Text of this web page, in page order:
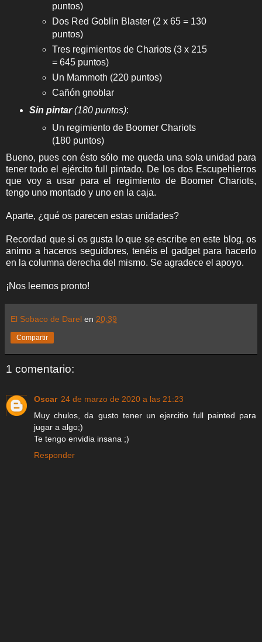
puntos)
Dos Red Goblin Blaster (2 x 65 = 130
puntos)
Tres regimientos de Chariots (3 x 215
= 645 puntos)
Un Mammoth (220 puntos)
Cañón gnoblar
Sin pintar(180 puntos):
Un regimiento de Boomer Chariots
(180 puntos)
Bueno, pues con ésto sólo me queda una sola unidad para
tener todo el ejército full pintado. De los dos Escupehierros
que voy a usar para el regimiento de Boomer Chariots,
tengo uno montado y uno en la caja.
Aparte, ¿qué os parecen estas unidades?
Recordad que si os gusta lo que se escribe en este blog, os
animo a haceros seguidores, tenéis el gadget para hacerlo
en la columna derecha del mismo. Se agradece el apoyo.
¡Nos leemos pronto!
El Sobaco de Darel en 20:39
Compartir
1 comentario:
Oscar 24 de marzo de 2020 a las 21:23
Muy chulos, da gusto tener un ejercitio full painted para
jugar a algo;)
Te tengo envidia insana ;)
Responder